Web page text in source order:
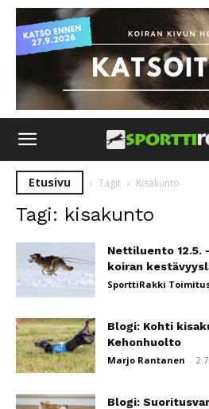
Etusivu Tagit Kisakunto
Tagi: kisakunto
Nettiluento 12.5.
koiran
SporttiRakki
Blogi: Kohti
Kehonhuolto
Marjo Rantanen -
Blogi: